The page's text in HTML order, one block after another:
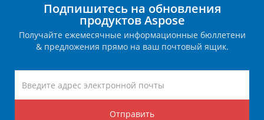
Подпишитесь на обновления
продуктов Aspose
Получайте ежемесячные информационные бюллетени
& предложения прямо на ваш почтовый ящик.
Отправить